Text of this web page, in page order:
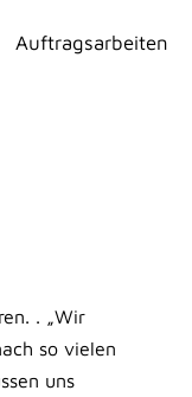
Auftragsarbeiten
. „Wir
so vielen
uns